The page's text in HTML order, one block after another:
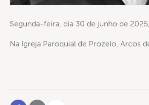
Segunda-feira, dia 30 de junho de
Na Igreja Paroquial de Prozelo, Arcos